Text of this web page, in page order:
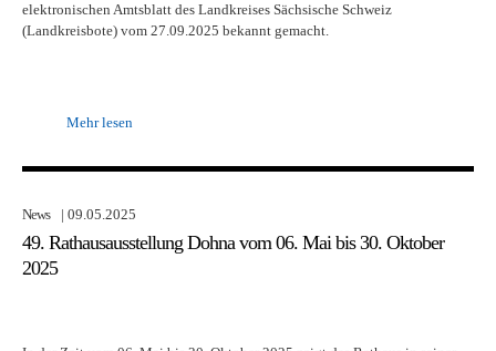
elektronischen Amtsblatt des Landkreises Sächsische Schweiz
(Landkreisbote) vom 27.09.2025 bekannt gemacht.
Mehr lesen
News | 09.05.2025
49. Rathausausstellung Dohna vom 06. Mai bis 30. Oktober
2025